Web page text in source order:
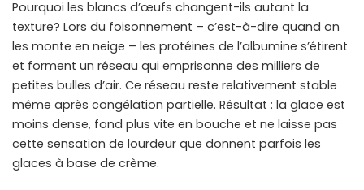
Pourquoi les blancs d’œufs changent-ils autant la
texture? Lors du foisonnement – c’est-à-dire quand on
les monte en neige – les protéines de l’albumine s’étirent
et forment un réseau qui emprisonne des milliers de
petites bulles d’air. Ce réseau reste relativement stable
même après congélation partielle. Résultat : la glace est
moins dense, fond plus vite en bouche et ne laisse pas
cette sensation de lourdeur que donnent parfois les
glaces à base de crème.